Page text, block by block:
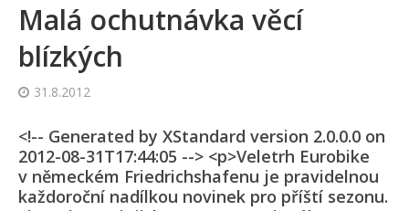
Malá ochutnávka věcí
blízkých
31.8.2012
<!-- Generated by XStandard version 2.0.0.0 on
2012-08-31T17:44:05 --> <p>Veletrh Eurobike
v německém Friedrichshafenu je pravidelnou
každoroční nadílkou novinek pro příští sezonu.